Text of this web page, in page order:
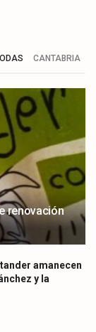
CANTABRIA
renovación
amanecen
y la